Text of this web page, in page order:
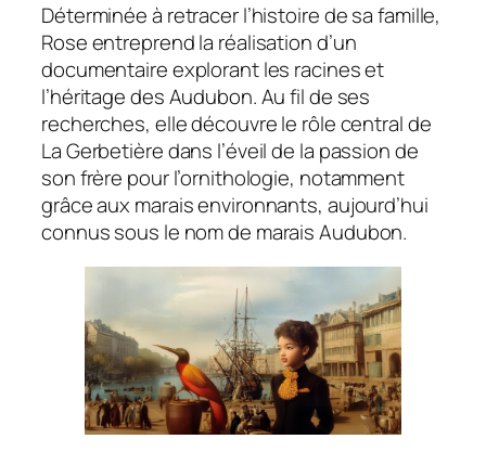
Déterminée à retracer l’histoire de sa famille,
Rose entreprend la réalisation d’un
documentaire explorant les racines et
l’héritage des Audubon. Au fil de ses
recherches, elle découvre le rôle central de
La Gerbetière dans l’éveil de la passion de
son frère pour l’ornithologie, notamment
grâce aux marais environnants, aujourd’hui
connus sous le nom de marais Audubon.